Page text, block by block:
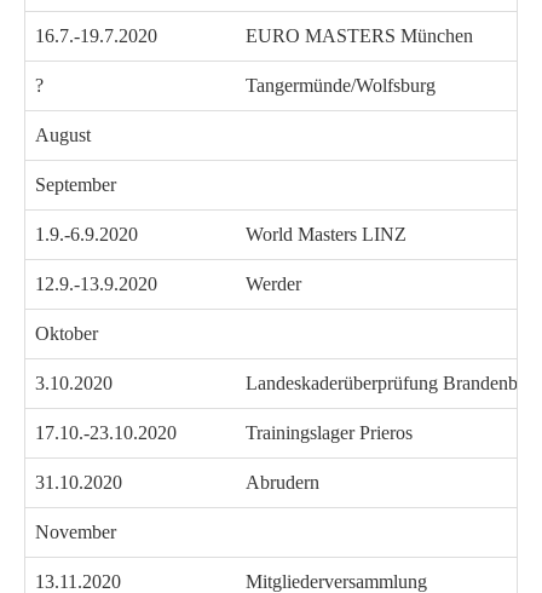
16.7.-19.7.2020 EURO MASTERS München
? Tangermünde/Wolfsburg
August
September
1.9.-6.9.2020 World Masters LINZ
12.9.-13.9.2020 Werder
Oktober
3.10.2020 Landeskaderüberprüfung Brandenburg
17.10.-23.10.2020 Trainingslager Prieros
31.10.2020 Abrudern
November
13.11.2020 Mitgliederversammlung